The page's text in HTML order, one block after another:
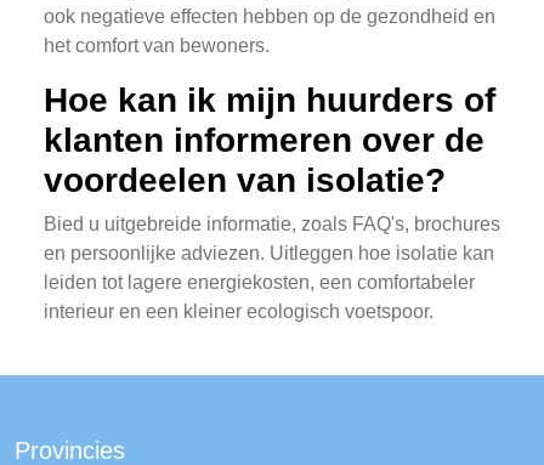
ook negatieve effecten hebben op de gezondheid en
het comfort van bewoners.
Hoe kan ik mijn huurders of
klanten informeren over de
voordeelen van isolatie?
Bied u uitgebreide informatie, zoals FAQ's, brochures
en persoonlijke adviezen. Uitleggen hoe isolatie kan
leiden tot lagere energiekosten, een comfortabeler
interieur en een kleiner ecologisch voetspoor.
Provincies